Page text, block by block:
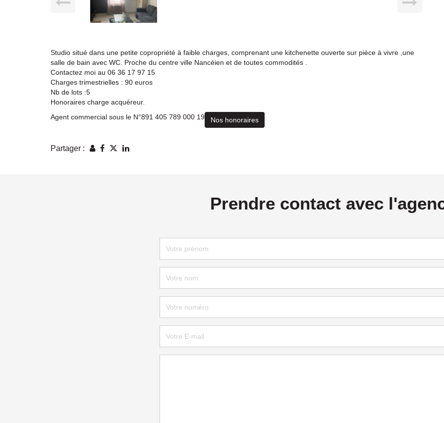
Studio situé dans une petite copropriété à faible charges, comprenant une kitchenette ouverte sur pièce à vivre ,une
salle de bain avec WC. Proche du centre ville Nancéien et de toutes commodités .
Contactez moi au 06 36 17 97 15
Charges trimestrielles : 90 euros
Nb de lots :5
Honoraires charge acquéreur.
Agent commercial sous le N°891 405 789 000 19
Nos honoraires
Partager :
Prendre contact avec